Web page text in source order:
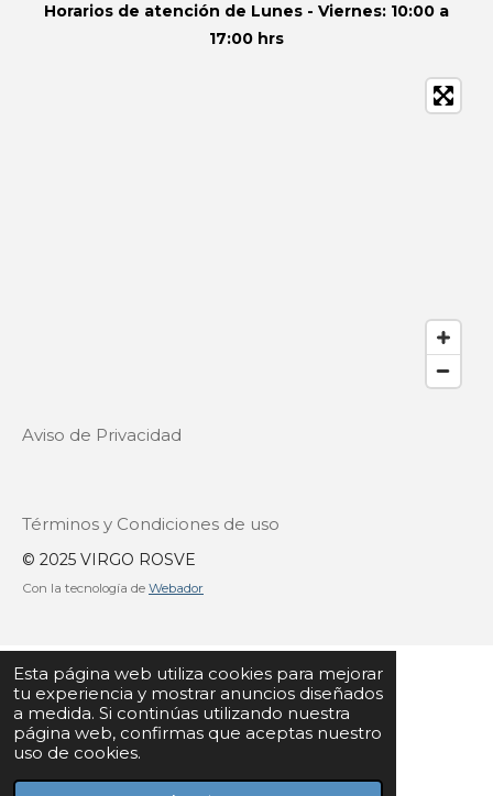
Esta página web utiliza cookies para mejorar
tu experiencia y mostrar anuncios diseñados
a medida. Si continúas utilizando nuestra
página web, confirmas que aceptas nuestro
uso de cookies.
Horarios de atención de Lunes - Viernes: 10:00 a
17:00 hrs
Aviso de Privacidad
Términos y Condiciones de uso
© 2025 VIRGO ROSVE
Con la tecnología de Webador